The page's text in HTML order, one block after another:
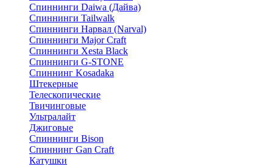
Спиннинги Daiwa (Дайва)
Спиннинги Tailwalk
Спиннинги Нарвал (Narval)
Спиннинги Major Craft
Спиннинги Xesta Black
Спиннинги G-STONE
Спиннинг Kosadaka
Штекерные
Телескопические
Твичинговые
Ультралайт
Джиговые
Спиннинги Bison
Спиннинг Gan Craft
Катушки